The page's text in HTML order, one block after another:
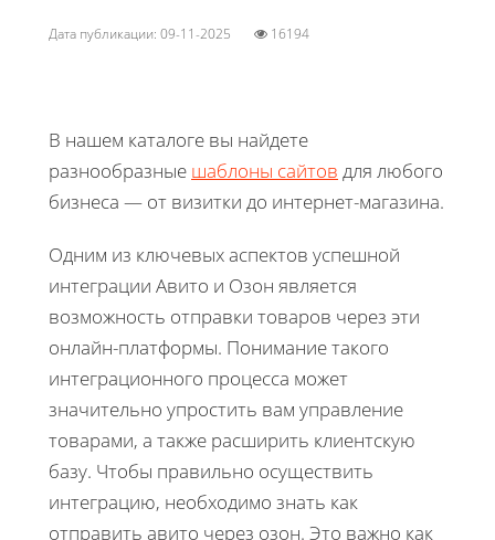
Дата публикации: 09-11-2025 16194
В нашем каталоге вы найдете
разнообразные шаблоны сайтов для любого
бизнеса — от визитки до интернет-магазина.
Одним из ключевых аспектов успешной
интеграции Авито и Озон является
возможность отправки товаров через эти
онлайн-платформы. Понимание такого
интеграционного процесса может
значительно упростить вам управление
товарами, а также расширить клиентскую
базу. Чтобы правильно осуществить
интеграцию, необходимо знать как
отправить авито через озон. Это важно как